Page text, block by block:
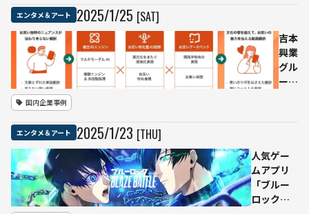
止を
求め
署名
AI編集
楽曲と
して初
の快挙
リスト
スクー
ル！」
の現場
エンタメ＆アート 2025/1/25 [SAT]
吉本
興業
グル
ープ
ービ
ス」
α版
を発
国内企業事例
エンタメ＆アート 2025/1/23 [THU]
人気ゲー
ムアプリ
「ブルー
ロック